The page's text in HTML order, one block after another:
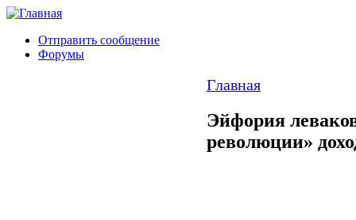
Отправить сообщение
Форумы
Главная
Эйфория
революции»